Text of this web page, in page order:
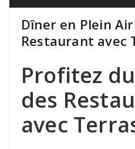
Dîner en Plein
Restaurant avec
Profitez
des
avec